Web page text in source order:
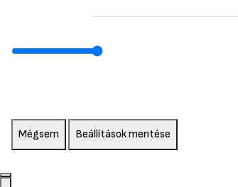
Mégsem Beállítások mentése